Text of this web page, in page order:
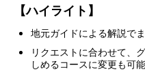
【ハイライト】
地元ガイドによる解説で
リクエストに合わせて、
しめるコースに変更も可能